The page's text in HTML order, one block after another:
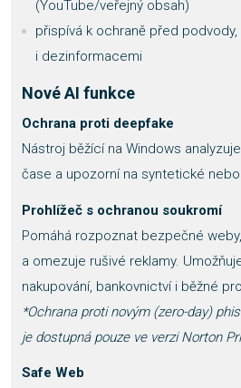
(YouTube/veřejný obsah)
přispívá k ochraně před
i dezinformacemi
Nové AI funkce
Ochrana proti deepfake
Nástroj běžící na Windows
čase a upozorní na syntetické
Prohlížeč s ochranou soukromí
Pomáhá rozpoznat bezpečné
a omezuje rušivé reklamy.
nakupování, bankovnictví i běžné
*Ochrana proti novým (zero-day)
je dostupná pouze ve verzi Norton
Safe Web